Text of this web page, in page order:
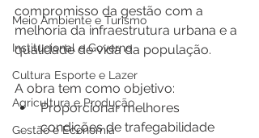
Meio Ambiente e Turismo
Institucional e Governo
Cultura Esporte e Lazer
Agricultura e Produção
Gestão e Economia
compromisso da gestão com a
melhoria da infraestrutura urbana e a
qualidade de vida da população.
A obra tem como objetivo:
Proporcionar melhores
condições de trafegabilidade